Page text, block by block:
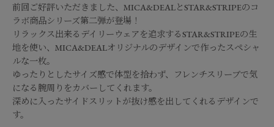
前回ご好評いただきました、MICA&DEALとSTAR&STRIPEのコ
ラボ商品シリーズ第二弾が登場！
リラックス出来るデイリーウェアを追求するSTAR&STRIPEの生
地を使い、MICA&DEALオリジナルのデザインで作ったスペシャ
ルな一枚。
ゆったりとしたサイズ感で体型を拾わず、フレンチスリーブで気
になる腕周りをカバーしてくれます。
深めに入ったサイドスリットが抜け感を出してくれるデザインで
す。